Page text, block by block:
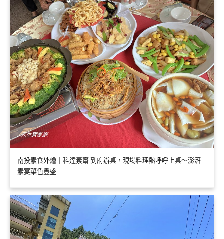
南投素食外燴｜科達素齋 到府辦桌，現場料理熱呼呼上桌～澎湃
素宴菜色豐盛